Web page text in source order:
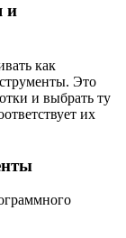
и
как
Это
и выбрать ту
их